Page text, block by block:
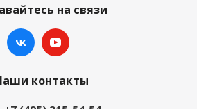
на связи
контакты